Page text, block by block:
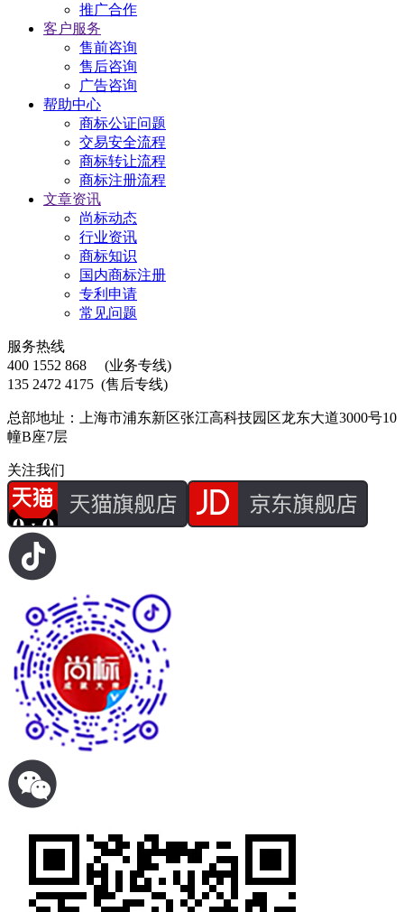
推广合作
客户服务
售前咨询
售后咨询
广告咨询
帮助中心
商标公证问题
交易安全流程
商标转让流程
商标注册流程
文章资讯
尚标动态
行业资讯
商标知识
国内商标注册
专利申请
常见问题
服务热线
400 1552 868
(业务专线)
135 2472 4175 (售后专线)
总部地址：上海市浦东新区张江高科技园区龙东大道3000号10
幢B座7层
关注我们